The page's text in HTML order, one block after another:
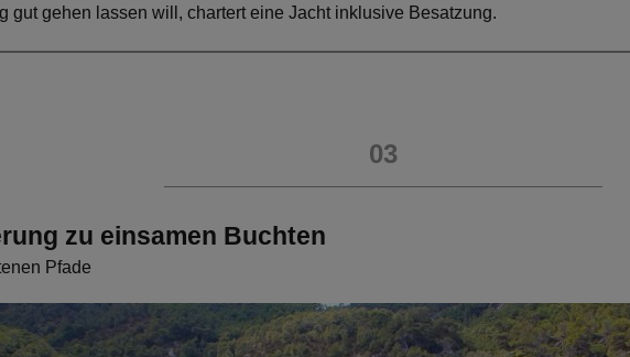
gut gehen lassen will, chartert eine Jacht inklusive Besatzung.
03
zu einsamen Buchten
Pfade